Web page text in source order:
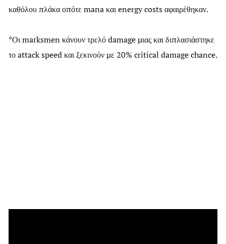
καθόλου πλάκα οπότε mana και energy costs αφαιρέθηκαν.
*Οι marksmen κάνουν τρελό damage μιας και διπλασιάστηκε
το attack speed και ξεκινούν με 20% critical damage chance.